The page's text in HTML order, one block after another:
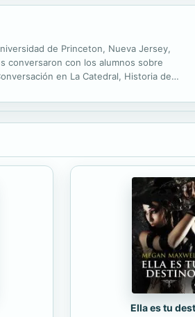
de Princeton, Nueva Jersey,
conversaron con los alumnos sobre
en La Catedral, Historia de
Ella es tu